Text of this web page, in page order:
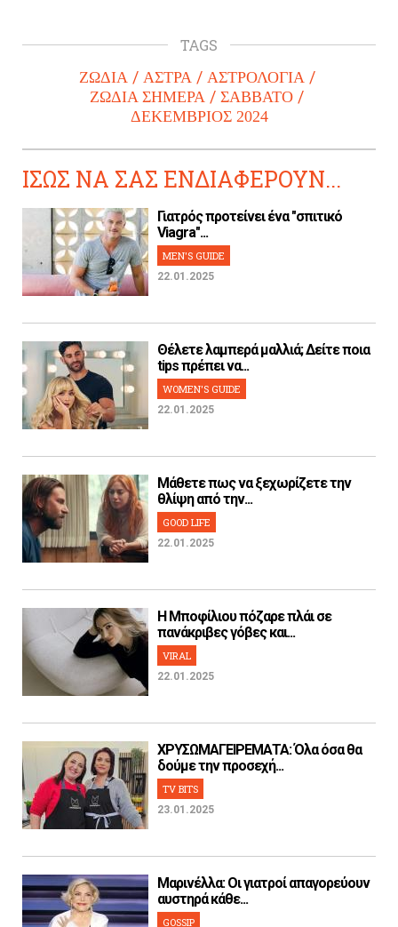
TAGS
ΖΩΔΙΑ ΑΣΤΡΑ
ΑΣΤΡΟΛΟΓΙΑ
ΖΩΔΙΑ ΣΗΜΕΡΑ
ΣΑΒΒΑΤΟ
ΔΕΚΕΜΒΡΙΟΣ 2024
ΙΣΩΣ ΝΑ ΣΑΣ ΕΝΔΙΑΦΕΡΟΥΝ...
Γιατρός προτείνει ένα "σπιτικό
Viagra"...
MEN'S GUIDE
22.01.2025
Θέλετε λαμπερά μαλλιά; Δείτε ποια
tips πρέπει να...
WOMEN'S GUIDE
22.01.2025
Μάθετε πως να ξεχωρίζετε την
θλίψη από την...
GOOD LIFE
22.01.2025
H Μποφίλιου πόζαρε πλάι σε
πανάκριβες γόβες και...
VIRAL
22.01.2025
ΧΡΥΣΩΜΑΓΕΙΡΕΜΑΤΑ: Όλα όσα θα
δούμε την προσεχή...
TV BITS
23.01.2025
Μαρινέλλα: Οι γιατροί απαγορεύουν
αυστηρά κάθε...
GOSSIP